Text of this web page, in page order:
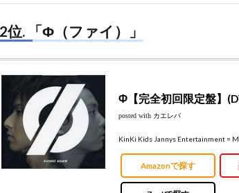
位. 「Φ（ファイ）」
Φ【完全初回限定盤】
posted with カエレバ
KinKi Kids Jannys Entertainment =
Amazonで探す